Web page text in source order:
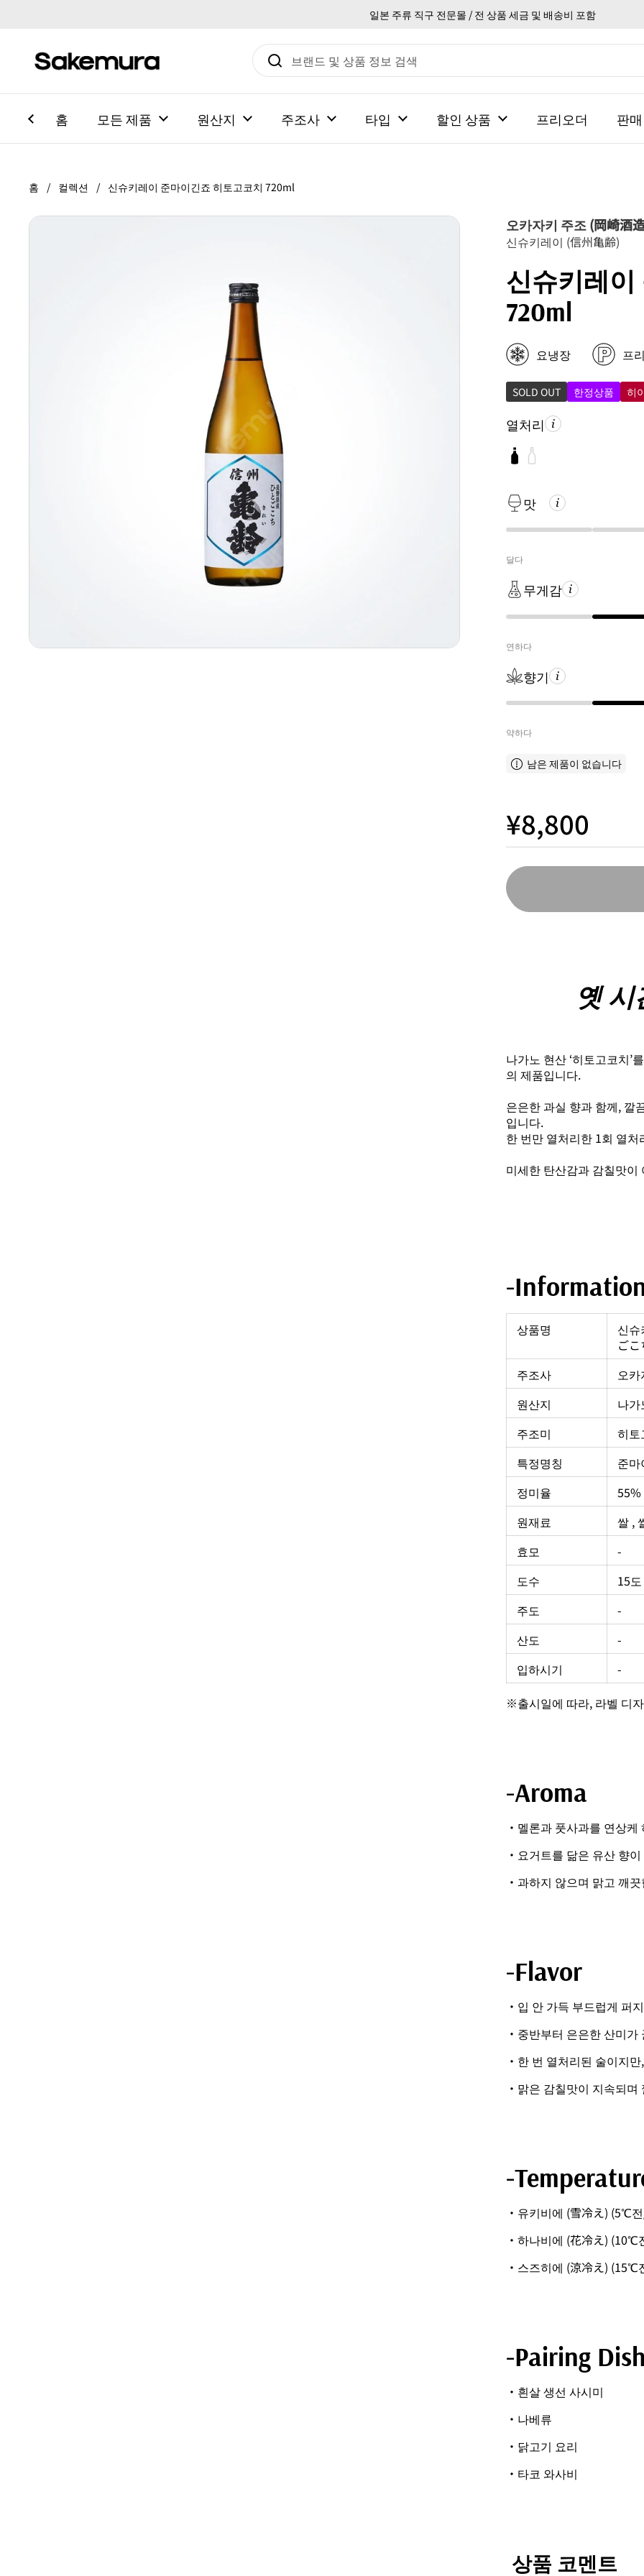
일본 주류 직구 전문몰 / 전 상품 세금 및 배송비 포함
홈 모든 제품 원산지 주조사 타입 할인 상품 프리오더 판
홈 / 컬렉션 / 신슈키레이 준마이긴죠 히토고코치 720ml
오카자키 주조 (岡崎酒
신슈키레이 (信州亀齢)
신슈키레이
720ml
요냉장 프
SOLD OUT 한정상품 히
열처리
맛
달다
무게감
연하다
향기
약하다
남은 제품이 없습니다
¥8,800
옛
나가노 현산 ‘히토고코치’
의 제품입니다.
은은한 과실 향과 함께, 깔
입니다.
한 번만 열처리한 1회 열
미세한 탄산감과 감칠맛
-
상품명
신
ごこ
주조사
오카
원산지
나가
주조미
히토
특정명칭
준마
정미율
55%
원재료
쌀 ,
효모
-
도수
15도
주도
-
산도
-
입하시기
-
※출시일에 따라, 라벨 디
-Aroma
・멜론과 풋사과를 연상
・요거트를 닮은 유산 향
・과하지 않으며 맑고 깨
-Flavor
・입 안 가득 부드럽게 퍼
・중반부터 은은한 산미가
・한 번 열처리된 술이지
・맑은 감칠맛이 지속되며
-
・유키비에 (雪冷え) (5℃
・하나비에 (花冷え) (10℃
・스즈히에 (涼冷え) (15℃
-Pairing
・흰살 생선 사시미
・나베류
・닭고기 요리
・타코 와사비
상품 코멘트